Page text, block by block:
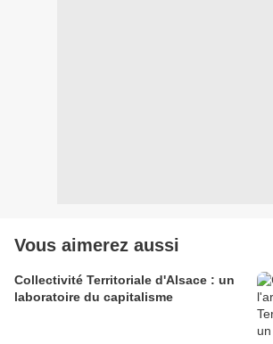
Vous aimerez aussi
Collectivité Territoriale d'Alsace : un
laboratoire du capitalisme